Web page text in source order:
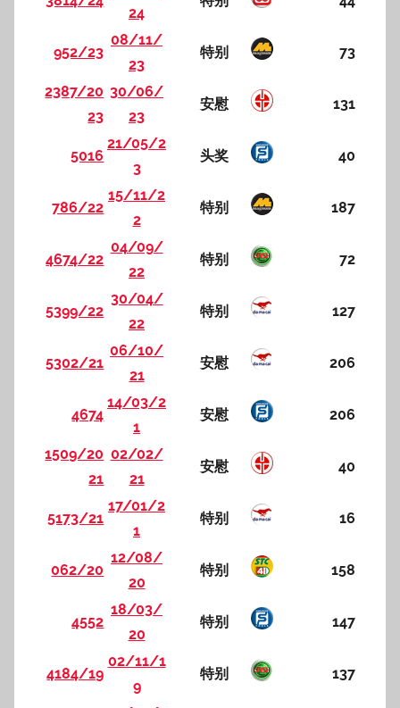
24
952/23
08/11/
23
特别 73
2387/20
23
30/06/
23
安慰 131
5016
21/05/2
3
头奖 40
786/22
15/11/2
2
特别 187
4674/22
04/09/
22
特别 72
5399/22
30/04/
22
特别 127
5302/21
06/10/
21
安慰 206
4674
14/03/2
1
安慰 206
1509/20
21
02/02/
21
安慰 40
5173/21
17/01/2
1
特别 16
062/20
12/08/
20
特别 158
4552
18/03/
20
特别 147
4184/19
02/11/1
9
特别 137